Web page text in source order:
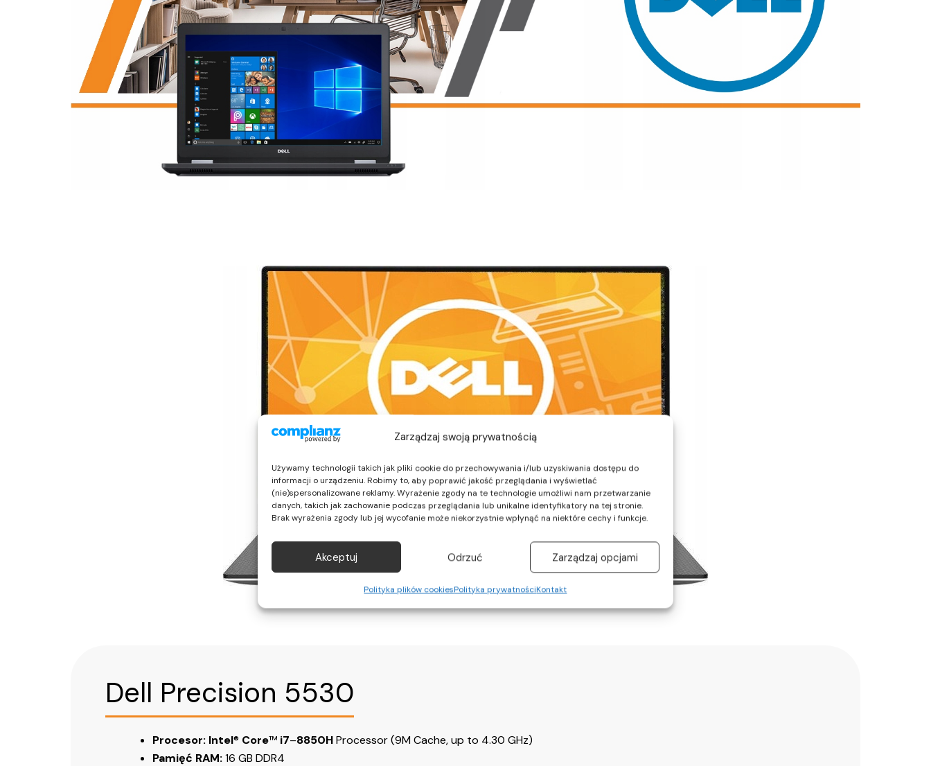
Zarządzaj swoją prywatnością
Używamy technologii takich jak pliki cookie do przechowywania i/lub uzyskiwania dostępu do
informacji o urządzeniu. Robimy to, aby poprawić jakość przeglądania i wyświetlać
(nie)spersonalizowane reklamy. Wyrażenie zgody na te technologie umożliwi nam przetwarzanie
danych, takich jak zachowanie podczas przeglądania lub unikalne identyfikatory na tej stronie.
Brak wyrażenia zgody lub jej wycofanie może niekorzystnie wpłynąć na niektóre cechy i funkcje.
Akceptuj Odrzuć Zarządzaj opcjami
Polityka plików cookiesPolityka prywatnościKontakt
Dell Precision 5530
Procesor: Intel® Core™ i7–8850HProcessor (9M Cache, up to 4.30 GHz)
Pamięć RAM:16 GB DDR4